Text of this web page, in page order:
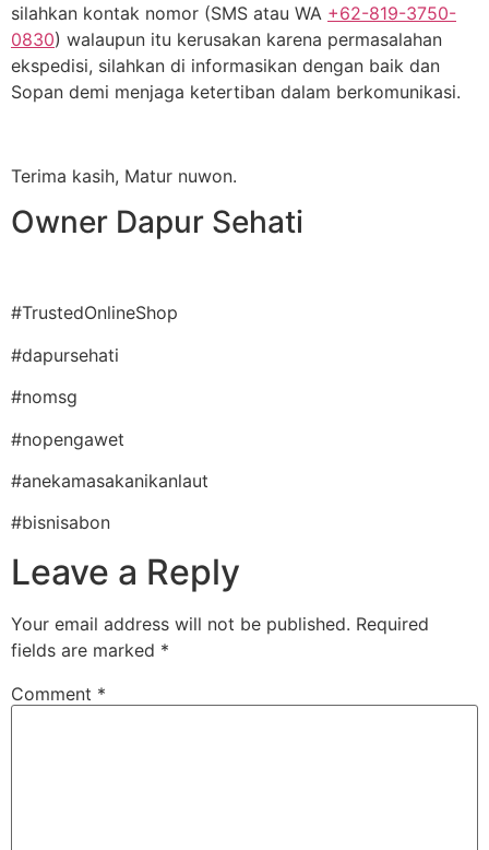
silahkan kontak nomor (SMS atau WA +62-819-3750-
0830) walaupun itu kerusakan karena permasalahan
ekspedisi, silahkan di informasikan dengan baik dan
Sopan demi menjaga ketertiban dalam berkomunikasi.
Terima kasih, Matur nuwon.
Owner Dapur Sehati
#TrustedOnlineShop
#dapursehati
#nomsg
#nopengawet
#anekamasakanikanlaut
#bisnisabon
Leave a Reply
Your email address will not be published. Required
fields are marked *
Comment *